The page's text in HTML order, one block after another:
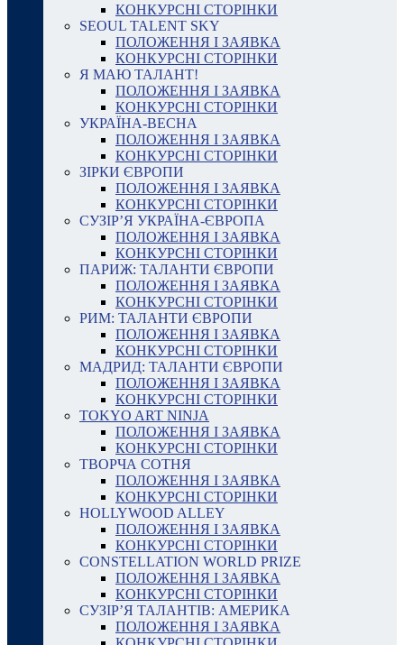
КОНКУРСНІ СТОРІНКИ
SEOUL TALENT SKY
ПОЛОЖЕННЯ І ЗАЯВКА
КОНКУРСНІ СТОРІНКИ
Я МАЮ ТАЛАНТ!
ПОЛОЖЕННЯ І ЗАЯВКА
КОНКУРСНІ СТОРІНКИ
УКРАЇНА-ВЕСНА
ПОЛОЖЕННЯ І ЗАЯВКА
КОНКУРСНІ СТОРІНКИ
ЗІРКИ ЄВРОПИ
ПОЛОЖЕННЯ І ЗАЯВКА
КОНКУРСНІ СТОРІНКИ
СУЗІР’Я УКРАЇНА-ЄВРОПА
ПОЛОЖЕННЯ І ЗАЯВКА
КОНКУРСНІ СТОРІНКИ
ПАРИЖ: ТАЛАНТИ ЄВРОПИ
ПОЛОЖЕННЯ І ЗАЯВКА
КОНКУРСНІ СТОРІНКИ
РИМ: ТАЛАНТИ ЄВРОПИ
ПОЛОЖЕННЯ І ЗАЯВКА
КОНКУРСНІ СТОРІНКИ
МАДРИД: ТАЛАНТИ ЄВРОПИ
ПОЛОЖЕННЯ І ЗАЯВКА
КОНКУРСНІ СТОРІНКИ
TOKYO ART NINJA
ПОЛОЖЕННЯ І ЗАЯВКА
КОНКУРСНІ СТОРІНКИ
ТВОРЧА СОТНЯ
ПОЛОЖЕННЯ І ЗАЯВКА
КОНКУРСНІ СТОРІНКИ
HOLLYWOOD ALLEY
ПОЛОЖЕННЯ І ЗАЯВКА
КОНКУРСНІ СТОРІНКИ
CONSTELLATION WORLD PRIZE
ПОЛОЖЕННЯ І ЗАЯВКА
КОНКУРСНІ СТОРІНКИ
СУЗІР’Я ТАЛАНТІВ: АМЕРИКА
ПОЛОЖЕННЯ І ЗАЯВКА